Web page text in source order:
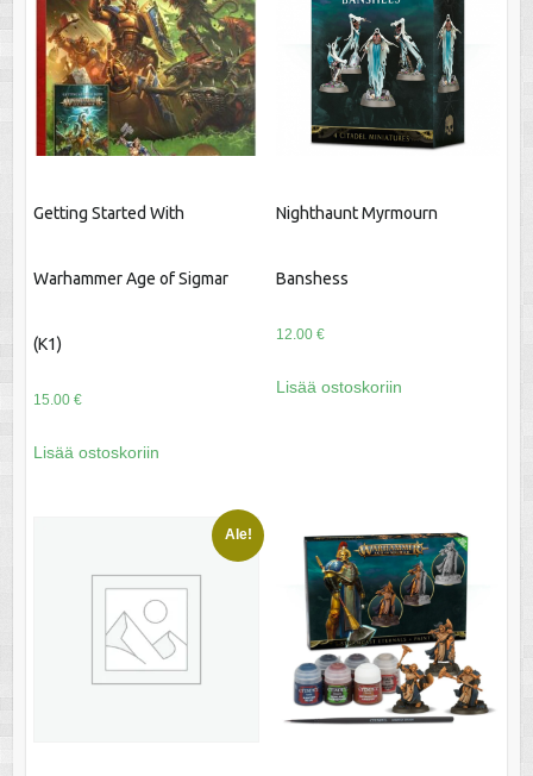
Getting Started With
Warhammer Age of Sigmar
(K1)
15.00 €
Lisää ostoskoriin
Nighthaunt Myrmourn
Banshess
12.00 €
Lisää ostoskoriin
Ale!